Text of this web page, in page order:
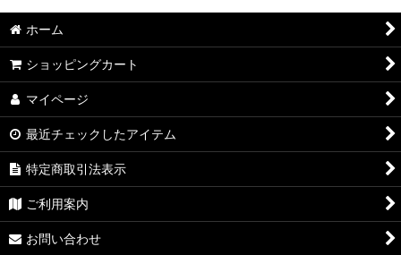
ホーム
ショッピングカート
マイページ
最近チェックしたアイテム
特定商取引法表示
ご利用案内
お問い合わせ